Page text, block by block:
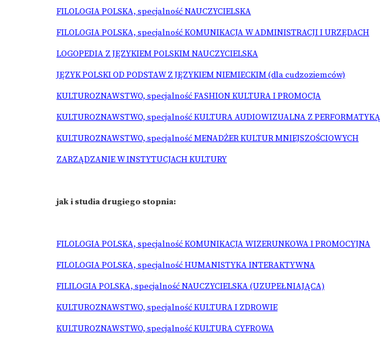
FILOLOGIA POLSKA, specjalność NAUCZYCIELSKA
FILOLOGIA POLSKA, specjalność KOMUNIKACJA W ADMINISTRACJI I URZĘDACH
LOGOPEDIA Z JĘZYKIEM POLSKIM NAUCZYCIELSKA
JĘZYK POLSKI OD PODSTAW Z JĘZYKIEM NIEMIECKIM (dla cudzoziemców)
KULTUROZNAWSTWO, specjalność FASHION KULTURA I PROMOCJA
KULTUROZNAWSTWO, specjalność KULTURA AUDIOWIZUALNA Z PERFORMATYKĄ
KULTUROZNAWSTWO, specjalność MENADŻER KULTUR MNIEJSZOŚCIOWYCH
ZARZĄDZANIE W INSTYTUCJACH KULTURY
jak i studia drugiego stopnia:
FILOLOGIA POLSKA, specjalność KOMUNIKACJA WIZERUNKOWA I PROMOCYJNA
FILOLOGIA POLSKA, specjalność HUMANISTYKA INTERAKTYWNA
FILILOGIA POLSKA, specjalność NAUCZYCIELSKA (UZUPEŁNIAJĄCA)
KULTUROZNAWSTWO, specjalność KULTURA I ZDROWIE
KULTUROZNAWSTWO, specjalność KULTURA CYFROWA